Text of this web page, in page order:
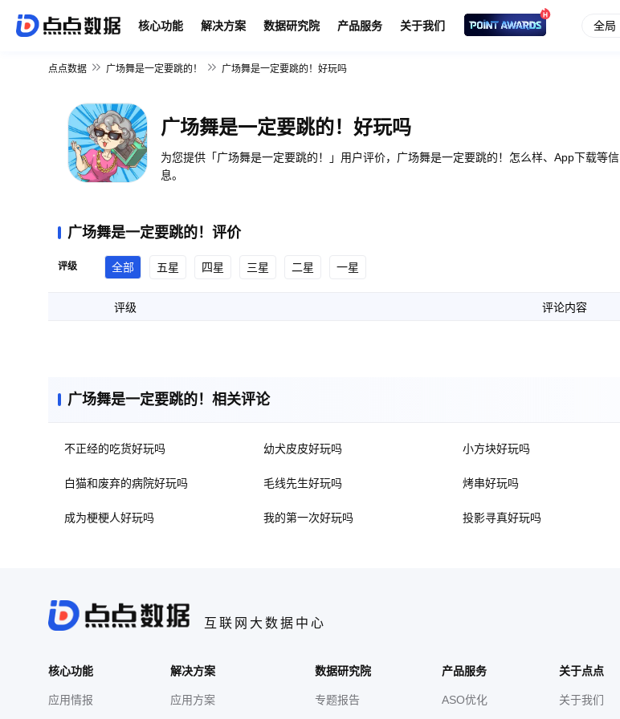
核心功能 解决方案 数据研究院 产品服务 关于我们 全局
点点数据 广场舞是一定要跳的！ 广场舞是一定要跳的！好玩吗
广场舞是一定要跳的！好玩吗
为您提供「广场舞是一定要跳的！」用户评价，广场舞是一定要跳的！怎么样、App下载等信
息。
广场舞是一定要跳的！评价
评级 全部 五星 四星 三星 二星 一星
评级 评论内容
广场舞是一定要跳的！相关评论
不正经的吃货好玩吗 幼犬皮皮好玩吗 小方块好玩吗
白猫和废弃的病院好玩吗 毛线先生好玩吗 烤串好玩吗
成为梗梗人好玩吗 我的第一次好玩吗 投影寻真好玩吗
互联网大数据中心
核心功能
应用情报
解决方案
应用方案
数据研究院
专题报告
产品服务
ASO优化
关于点点
关于我们